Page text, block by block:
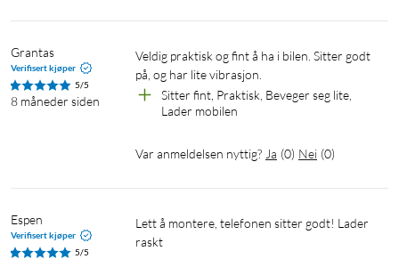
Grantas
Verifisert kjøper
5/5
8 måneder siden
Veldig praktisk og fint å ha i bilen. Sitter godt
på, og har lite vibrasjon.
Sitter fint, Praktisk, Beveger seg lite,
Lader mobilen
Var anmeldelsen nyttig? Ja (0) Nei (0)
Espen
Verifisert kjøper
5/5
Lett å montere, telefonen sitter godt! Lader
raskt